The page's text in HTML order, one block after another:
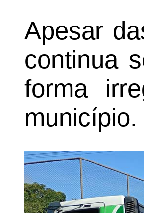
Apesar
continua
forma
município.